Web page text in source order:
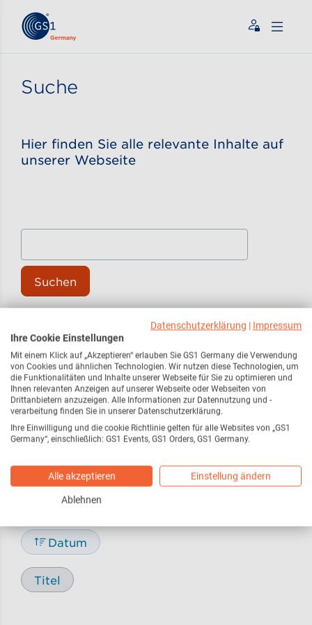
Zum Inhalt gehen
Suche
Hier finden Sie alle relevante Inhalte auf
unserer Webseite
Suchen
Pressemitteilungen /
Pressemeldungen
17
Blog29
Sortieren nach
Relevanz
Datum
Titel
Datenschutzerklärung | Impressum
Ihre Cookie Einstellungen
Mit einem Klick auf „Akzeptieren“ erlauben Sie GS1 Germany die Verwendung
von Cookies und ähnlichen Technologien. Wir nutzen diese Technologien, um
die Funktionalitäten und Inhalte unserer Webseite für Sie zu optimieren und
Ihnen relevanten Anzeigen auf unserer Webseite oder Webseiten von
Drittanbietern anzuzeigen. Alle Informationen zur Datennutzung und -
verarbeitung finden Sie in unserer Datenschutzerklärung.
Ihre Einwilligung und die cookie Richtlinie gelten für alle Websites von „GS1
Germany“, einschließlich: GS1 Events, GS1 Orders, GS1 Germany.
Alle akzeptieren Einstellung ändern
Ablehnen